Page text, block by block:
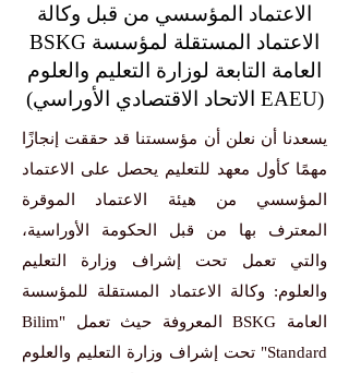
الاعتماد المؤسسي من قبل وكالة
الاعتماد المستقلة لمؤسسة BSKG
العامة التابعة لوزارة التعليم والعلوم
(EAEU الاتحاد الاقتصادي الأوراسي)
يسعدنا أن نعلن أن مؤسستنا قد حققت إنجازًا
مهمًا كأول معهد للتعليم يحصل على الاعتماد
المؤسسي من هيئة الاعتماد الموقرة
المعترف بها من قبل الحكومة الأوراسية،
والتي تعمل تحت إشراف وزارة التعليم
والعلوم: وكالة الاعتماد المستقلة للمؤسسة
العامة BSKG المعروفة حيث تعمل "Bilim
Standard" تحت إشراف وزارة التعليم والعلوم